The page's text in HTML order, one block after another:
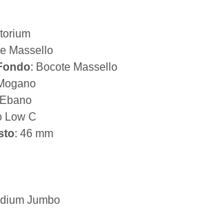
Massello
: Bocote Massello
Low C
: 46 mm
Jumbo